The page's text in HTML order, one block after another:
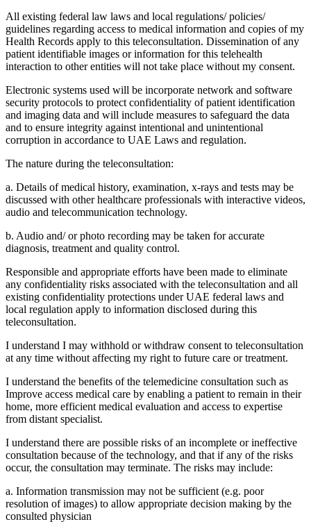
All existing federal law laws and local regulations/ policies/
guidelines regarding access to medical information and copies of my
Health Records apply to this teleconsultation. Dissemination of any
patient identifiable images or information for this telehealth
interaction to other entities will not take place without my consent.
Electronic systems used will be incorporate network and software
security protocols to protect confidentiality of patient identification
and imaging data and will include measures to safeguard the data
and to ensure integrity against intentional and unintentional
corruption in accordance to UAE Laws and regulation.
The nature during the teleconsultation:
a. Details of medical history, examination, x-rays and tests may be
discussed with other healthcare professionals with interactive videos,
audio and telecommunication technology.
b. Audio and/ or photo recording may be taken for accurate
diagnosis, treatment and quality control.
Responsible and appropriate efforts have been made to eliminate
any confidentiality risks associated with the teleconsultation and all
existing confidentiality protections under UAE federal laws and
local regulation apply to information disclosed during this
teleconsultation.
I understand I may withhold or withdraw consent to teleconsultation
at any time without affecting my right to future care or treatment.
I understand the benefits of the telemedicine consultation such as
Improve access medical care by enabling a patient to remain in their
home, more efficient medical evaluation and access to expertise
from distant specialist.
I understand there are possible risks of an incomplete or ineffective
consultation because of the technology, and that if any of the risks
occur, the consultation may terminate. The risks may include:
a. Information transmission may not be sufficient (e.g. poor
resolution of images) to allow appropriate decision making by the
consulted physician